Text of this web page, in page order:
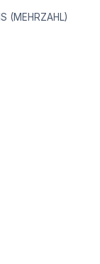
(MEHRZAHL)